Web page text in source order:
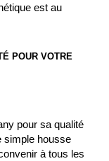
est au
POUR VOTRE
pour sa qualité
simple housse
à tous les